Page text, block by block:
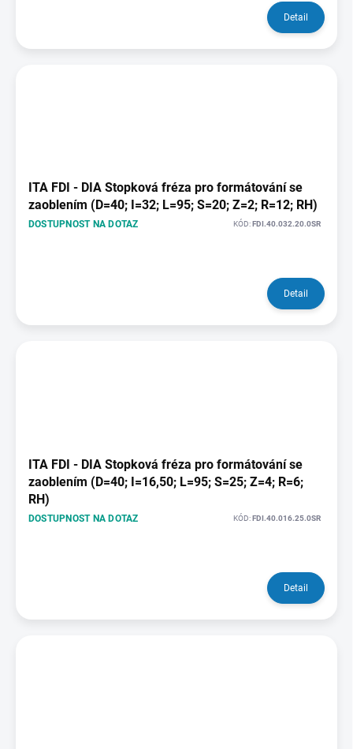
Detail
ITA FDI - DIA Stopková fréza pro formátování se
zaoblením (D=40; I=32; L=95; S=20; Z=2; R=12; RH)
DOSTUPNOST NA DOTAZ KÓD: FDI.40.032.20.0SR
Detail
ITA FDI - DIA Stopková fréza pro formátování se
zaoblením (D=40; I=16,50; L=95; S=25; Z=4; R=6;
RH)
DOSTUPNOST NA DOTAZ KÓD:FDI.40.016.25.0SR
Detail